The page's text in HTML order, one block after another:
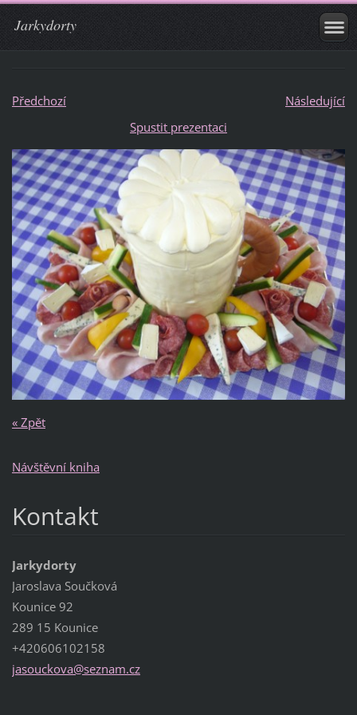
Jarkydorty
Předchozí
Následující
Spustit prezentaci
« Zpět
Návštěvní kniha
Kontakt
Jarkydorty
Jaroslava Součková
Kounice 92
289 15 Kounice
+420606102158
jasouckova@seznam.cz